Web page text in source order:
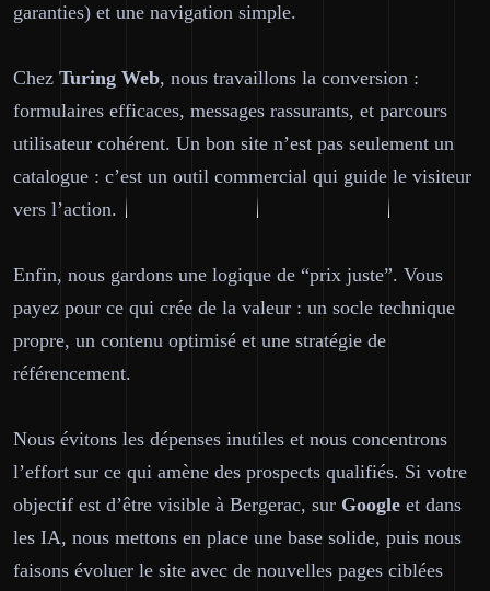
garanties) et une navigation simple.
Chez Turing Web, nous travaillons la conversion :
formulaires efficaces, messages rassurants, et parcours
utilisateur cohérent. Un bon site n’est pas seulement un
catalogue : c’est un outil commercial qui guide le visiteur
vers l’action.
Enfin, nous gardons une logique de “prix juste”. Vous
payez pour ce qui crée de la valeur : un socle technique
propre, un contenu optimisé et une stratégie de
référencement.
Nous évitons les dépenses inutiles et nous concentrons
l’effort sur ce qui amène des prospects qualifiés. Si votre
objectif est d’être visible à Bergerac, sur Google et dans
les IA, nous mettons en place une base solide, puis nous
faisons évoluer le site avec de nouvelles pages ciblées